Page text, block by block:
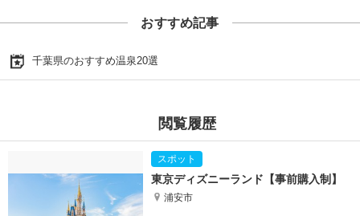
おすすめ記事
千葉県のおすすめ温泉20選
閲覧履歴
東京ディズニーランド【事前購入制】
浦安市